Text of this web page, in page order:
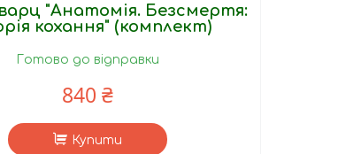
"Анатомія. Безсмертя:
кохання" (комплект)
Готово до відправки
840 ₴
Купити